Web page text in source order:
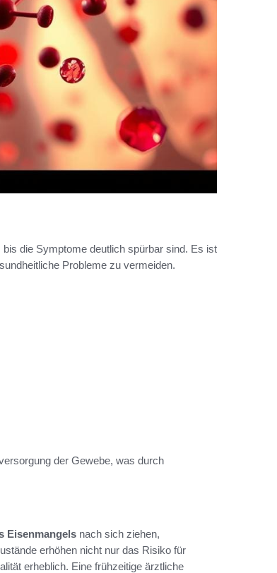
die Symptome deutlich spürbar sind. Es ist
Probleme zu vermeiden.
der Gewebe, was durch
Eisenmangels nach sich ziehen,
erhöhen nicht nur das Risiko für
erheblich. Eine frühzeitige ärztliche